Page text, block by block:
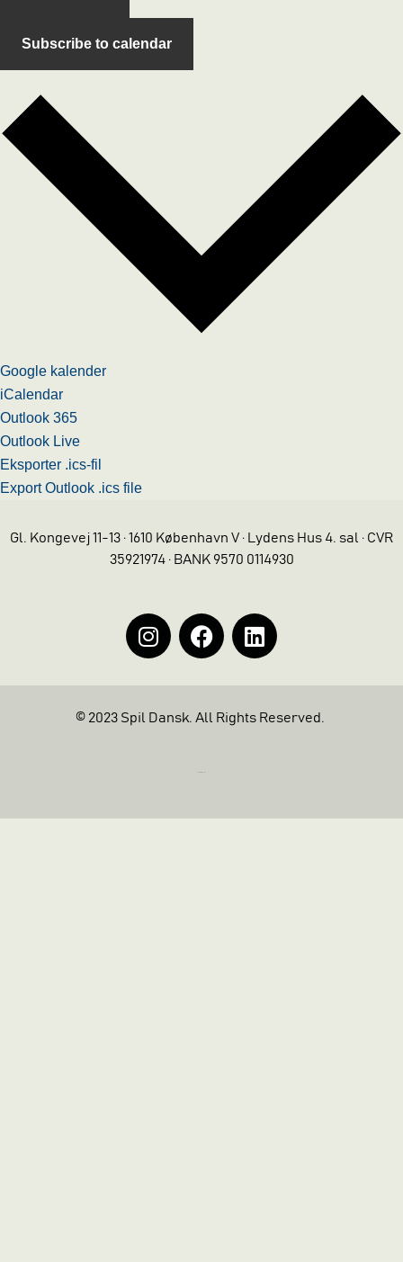
Subscribe to calendar
Google kalender
iCalendar
Outlook 365
Outlook Live
Eksporter .ics-fil
Export Outlook .ics file
Gl. Kongevej 11-13 · 1610 København V · Lydens Hus 4. sal · CVR
35921974 · BANK 9570 0114930
© 2023 Spil Dansk. All Rights Reserved.